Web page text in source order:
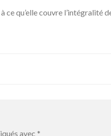
qu’elle couvre l’intégralité
avec *